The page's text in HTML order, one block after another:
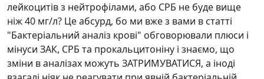
лейкоцитів з нейтрофілами, або СРБ не буде вище
ніж 40 мг/л? Це абсурд, бо ми вже з вами в статті
"Бактеріальний аналіз крові" обговорювали плюси і
мінуси ЗАК, СРБ та прокальцитоніну і знаємо, що
зміни в аналізах можуть ЗАТРИМУВАТИСЯ, а іноді